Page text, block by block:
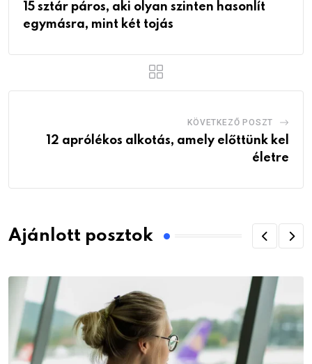
15 sztár páros, aki olyan szinten hasonlít
egymásra, mint két tojás
KÖVETKEZŐ POSZT
12 aprólékos alkotás, amely előttünk kel
életre
Ajánlott posztok